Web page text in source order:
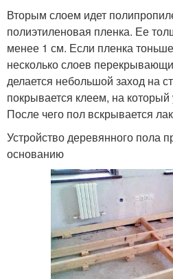
Вторым слоем идет
полиэтиленовая пленка. Ее
менее 1 см. Если пленка
несколько слоев
делается небольшой заход на
покрывается клеем, на который
После чего пол вскрывается
Устройство деревянного пола
основанию